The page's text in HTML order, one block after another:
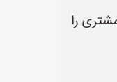
را